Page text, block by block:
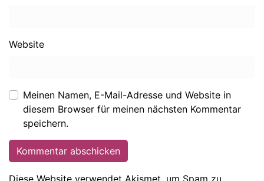
Website
Meinen Namen, E-Mail-Adresse und Website in
diesem Browser für meinen nächsten Kommentar
speichern.
Diese Website verwendet Akismet, um Spam zu